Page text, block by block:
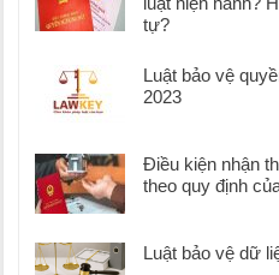
tự?
Luật bảo vệ
2023
Điều kiện nhận
theo quy định
Luật bảo vệ dữ